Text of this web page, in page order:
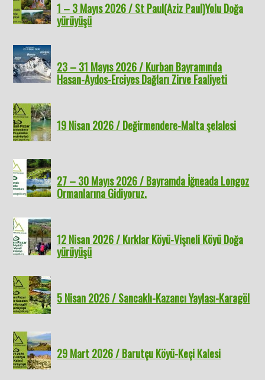
1 – 3 Mayıs 2026 / St Paul(Aziz Paul)Yolu Doğa
yürüyüşü
23 – 31 Mayıs 2026 / Kurban Bayramında
Hasan-Aydos-Erciyes Dağları Zirve Faaliyeti
19 Nisan 2026 / Değirmendere-Malta şelalesi
27 – 30 Mayıs 2026 / Bayramda İğneada Longoz
Ormanlarına Gidiyoruz.
12 Nisan 2026 / Kırklar Köyü-Vişneli Köyü Doğa
yürüyüşü
5 Nisan 2026 / Sancaklı-Kazancı Yaylası-Karagöl
29 Mart 2026 / Barutçu Köyü-Keçi Kalesi